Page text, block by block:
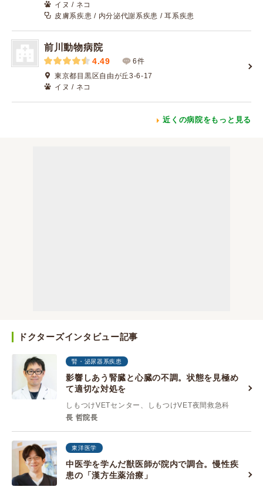
イヌ / ネコ
皮膚系疾患 / 内分泌代謝系疾患 / 耳系疾患
前川動物病院
4.49
6件
東京都目黒区自由が丘3-6-17
イヌ / ネコ
近くの病院をもっと見る
ドクターズインタビュー記事
腎・泌尿器系疾患
影響しあう腎臓と心臓の不調。状態を見極め
て適切な対処を
しもつけVETセンター、しもつけVET夜間救急科
長 哲院長
東洋医学
中医学を学んだ獣医師が院内で調合。慢性疾
患の「漢方生薬治療」